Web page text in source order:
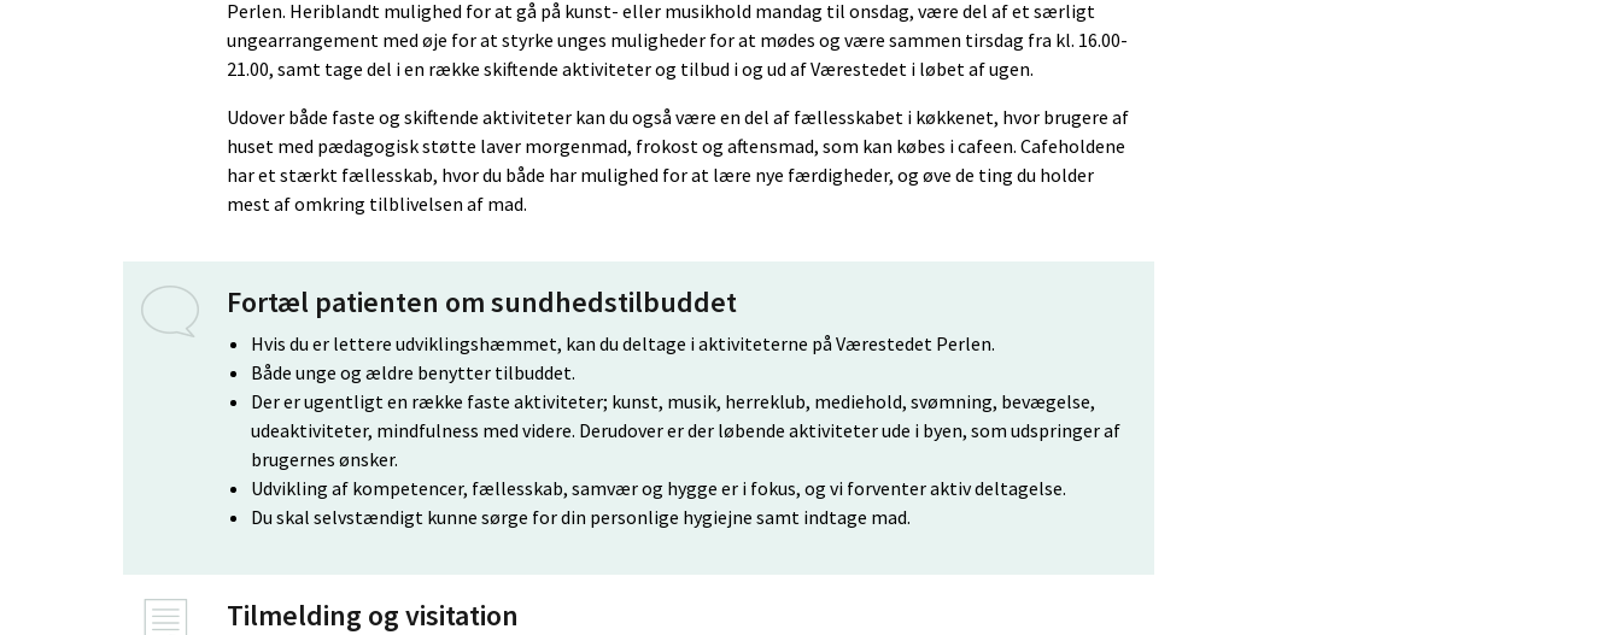
Perlen. Heriblandt mulighed for at gå på kunst- eller musikhold mandag til onsdag, være del af et særligt
ungearrangement med øje for at styrke unges muligheder for at mødes og være sammen tirsdag fra kl. 16.00-
21.00, samt tage del i en række skiftende aktiviteter og tilbud i og ud af Værestedet i løbet af ugen.
Udover både faste og skiftende aktiviteter kan du også være en del af fællesskabet i køkkenet, hvor brugere af
huset med pædagogisk støtte laver morgenmad, frokost og aftensmad, som kan købes i cafeen. Cafeholdene
har et stærkt fællesskab, hvor du både har mulighed for at lære nye færdigheder, og øve de ting du holder
mest af omkring tilblivelsen af mad.
Fortæl patienten om sundhedstilbuddet
Hvis du er lettere udviklingshæmmet, kan du deltage i aktiviteterne på Værestedet Perlen.
Både unge og ældre benytter tilbuddet.
Der er ugentligt en række faste aktiviteter; kunst, musik, herreklub, mediehold, svømning, bevægelse,
udeaktiviteter, mindfulness med videre. Derudover er der løbende aktiviteter ude i byen, som udspringer af
brugernes ønsker.
Udvikling af kompetencer, fællesskab, samvær og hygge er i fokus, og vi forventer aktiv deltagelse.
Du skal selvstændigt kunne sørge for din personlige hygiejne samt indtage mad.
Tilmelding og visitation